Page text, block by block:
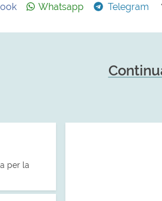
Whatsapp Telegram
per la